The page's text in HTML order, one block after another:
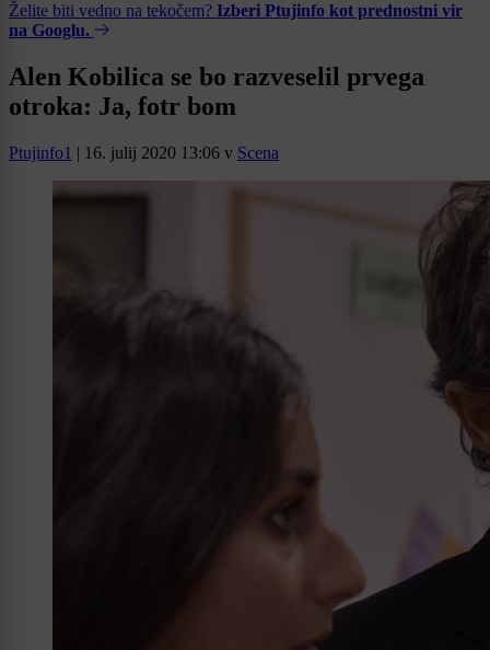
Želite biti vedno na tekočem? Izberi Ptujinfo kot prednostni vir
na Googlu.
Alen Kobilica se bo razveselil prvega
otroka: Ja, fotr bom
Ptujinfo1 | 16. julij 2020 13:06 v Scena